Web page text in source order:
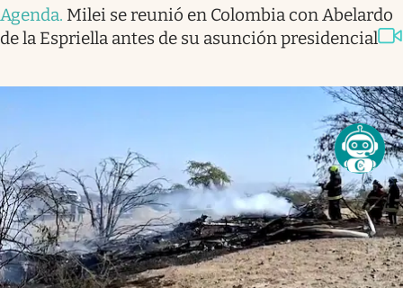
Agenda. Milei se reunió en Colombia con Abelardo
de la Espriella antes de su asunción presidencial